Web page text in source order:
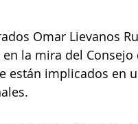
Omar Lievanos
la mira del Consejo
están implicados en